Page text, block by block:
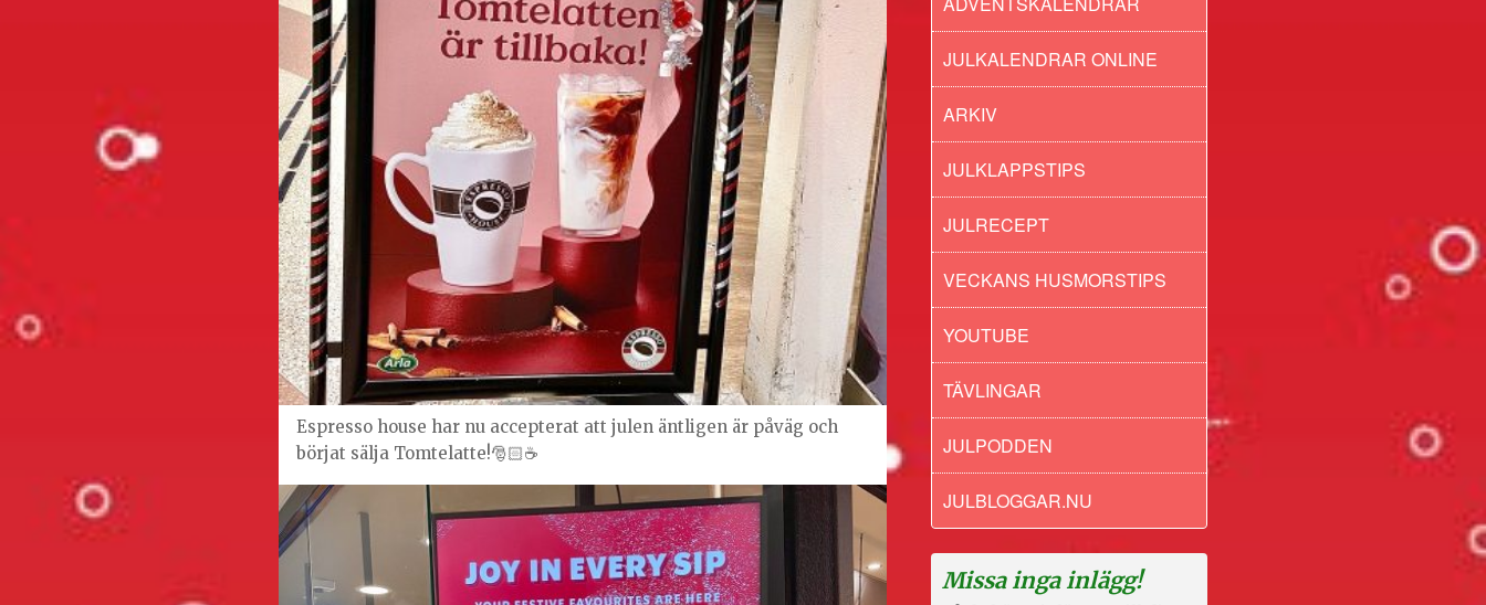
Espresso house har nu accepterat att julen äntligen är påväg och
börjat sälja Tomtelatte!🎅🏻☕️
JULKALENDRAR ONLINE
ARKIV
JULKLAPPSTIPS
JULRECEPT
VECKANS HUSMORSTIPS
YOUTUBE
TÄVLINGAR
JULPODDEN
JULBLOGGAR.NU
Missa inga inlägg!